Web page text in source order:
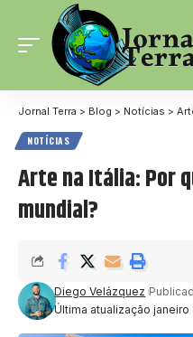
Jornal Terra > Blog > Notícias >
NOTÍCIAS
Arte na Itália: Por
mundial?
Última atualização janeiro
Diego Velázquez